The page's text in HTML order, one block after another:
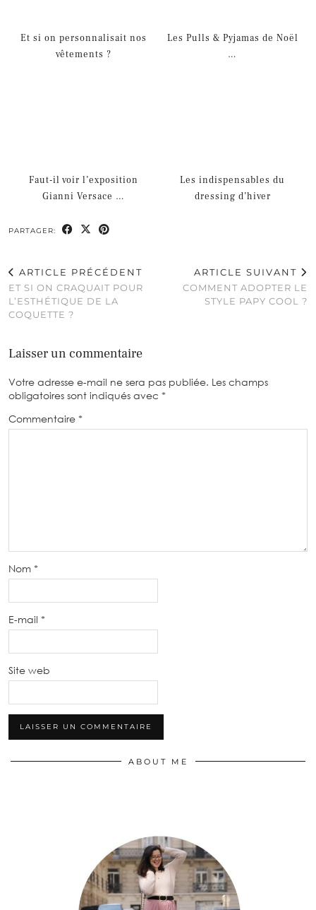
Et si on personnalisait nos
vêtements ?
Les Pulls & Pyjamas de Noël
…
Faut-il voir l’exposition
Gianni Versace …
Les indispensables du
dressing d’hiver
PARTAGER:
ARTICLE PRÉCÉDENT
ET SI ON CRAQUAIT POUR
L’ESTHÉTIQUE DE LA
COQUETTE ?
ARTICLE SUIVANT
COMMENT ADOPTER LE
STYLE PAPY COOL ?
Laisser un commentaire
Votre adresse e-mail ne sera pas publiée. Les champs
obligatoires sont indiqués avec *
Commentaire *
Nom *
E-mail *
Site web
ABOUT ME